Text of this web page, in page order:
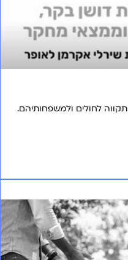
לחולים ולמשפחותיהם.